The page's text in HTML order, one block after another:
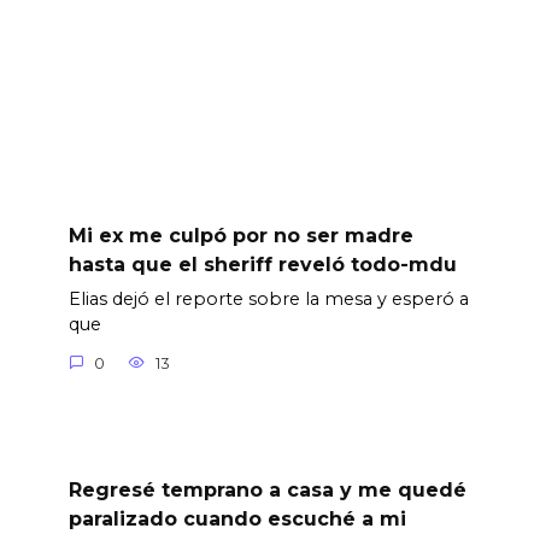
Mi ex me culpó por no ser madre
hasta que el sheriff reveló todo-mdu
Elias dejó el reporte sobre la mesa y esperó a
que
0 13
Regresé temprano a casa y me quedé
paralizado cuando escuché a mi